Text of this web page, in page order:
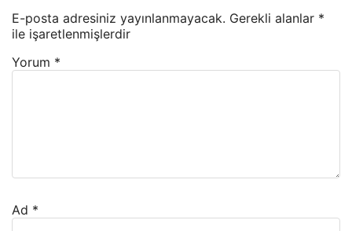
E-posta adresiniz yayınlanmayacak. Gerekli alanlar *
ile işaretlenmişlerdir
Yorum *
Ad *